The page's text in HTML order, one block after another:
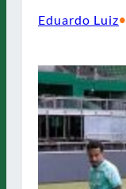
Eduardo Luiz•